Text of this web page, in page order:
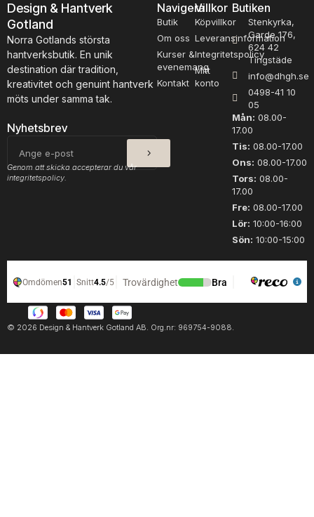
Design & Hantverk
Gotland
Norra Gotlands största
hantverksbutik. En unik
destination där tradition,
kreativitet och genuint hantverk
möts under samma tak.
Nyhetsbrev
post
SKICKA
Genom att skicka accepterar du vår
integritetspolicy.
Navigera
Butik
Om oss
Kurser &
evenemang
Kontakt
Villkor
Köpvillkor
Leveransinformation
Integritetspolicy
Mitt
konto
Butiken
Stenkyrka,
Garde 176,
624 42
Tingstäde
info@dhgh.se
0498-41 10
05
Mån: 08.00-
17.00
Tis: 08.00-17.00
Ons: 08.00-17.00
Tors: 08.00-
17.00
Fre: 08.00-17.00
Lör: 10:00-16:00
Sön: 10:00-15:00
© 2026 Design & Hantverk Gotland AB. Org.nr: 969754-9088.